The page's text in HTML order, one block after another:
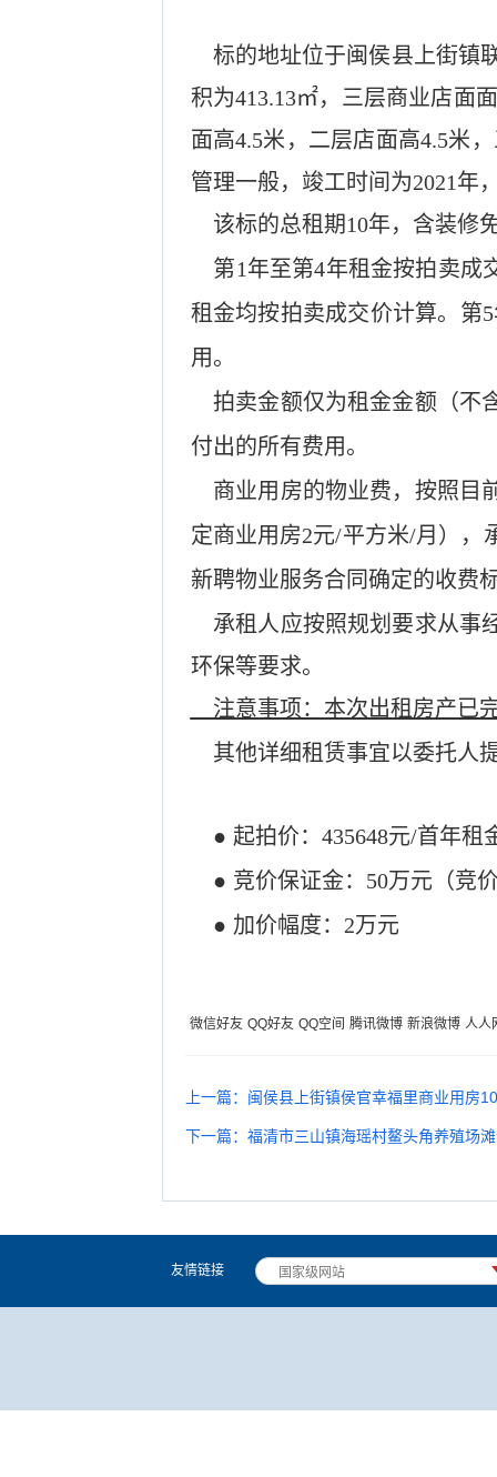
标的地址位于闽侯县上街镇
积为413.13㎡，三层商业店面
面高4.5米，二层店面高4.5米
管理一般，竣工时间为2021年
该标的总租期10年，含装修
第1年至第4年租金按拍卖成
租金均按拍卖成交价计算。第
用。
拍卖金额仅为租金金额（不
付出的所有费用。
商业用房的物业费，按照目
定商业用房2元/平方米/月），
新聘物业服务合同确定的收费
承租人应按照规划要求从事
环保等要求。
注意事项：本次出租房产已
其他详细租赁事宜以委托人
● 起拍价： 435648元/首年租
● 竞价保证金： 50万元 （竞
● 加价幅度： 2万元
微信好友 QQ好友 QQ空间 腾讯微博 新浪微博 人人
上一篇：闽侯县上街镇侯官幸福里商业用房
下一篇：福清市三山镇海瑶村鳌头角养殖场
友情链接